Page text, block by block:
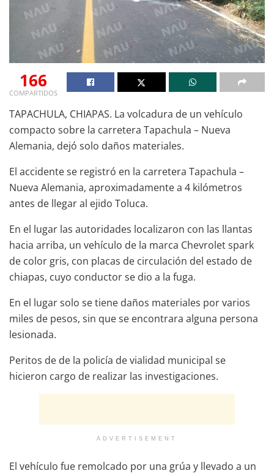
166
COMPARTIDOS
TAPACHULA, CHIAPAS. La volcadura de un vehículo
compacto sobre la carretera Tapachula – Nueva
Alemania, dejó solo daños materiales.
El accidente se registró en la carretera Tapachula –
Nueva Alemania, aproximadamente a 4 kilómetros
antes de llegar al ejido Toluca.
En el lugar las autoridades localizaron con las llantas
hacia arriba, un vehículo de la marca Chevrolet spark
de color gris, con placas de circulación del estado de
chiapas, cuyo conductor se dio a la fuga.
En el lugar solo se tiene daños materiales por varios
miles de pesos, sin que se encontrara alguna persona
lesionada.
Peritos de de la policía de vialidad municipal se
hicieron cargo de realizar las investigaciones.
ADVERTISEMENT
El vehículo fue remolcado por una grúa y llevado a un